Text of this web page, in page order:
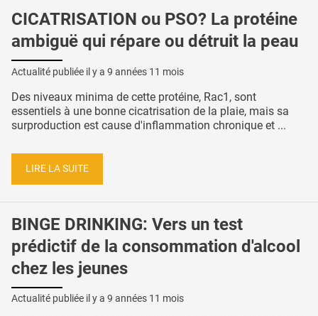
CICATRISATION ou PSO? La protéine
ambiguë qui répare ou détruit la peau
Actualité publiée il y a 9 années 11 mois
Des niveaux minima de cette protéine, Rac1, sont
essentiels à une bonne cicatrisation de la plaie, mais sa
surproduction est cause d'inflammation chronique et ...
LIRE LA SUITE
BINGE DRINKING: Vers un test
prédictif de la consommation d'alcool
chez les jeunes
Actualité publiée il y a 9 années 11 mois